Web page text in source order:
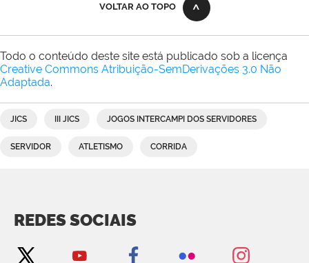
VOLTAR AO TOPO
Todo o conteúdo deste site está publicado sob a licença
Creative Commons Atribuição-SemDerivações 3.0 Não
Adaptada.
JICS III JICS JOGOS INTERCAMPI DOS SERVIDORES
SERVIDOR ATLETISMO CORRIDA
REDES SOCIAIS